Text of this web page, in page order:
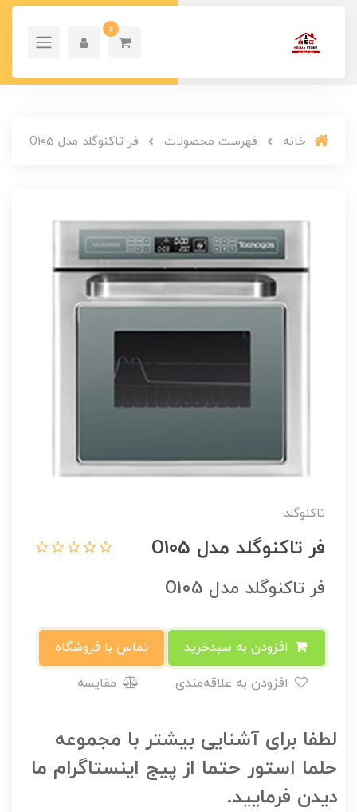
0
خانه فهرست محصولات فر تاکنوگلد مدل O105
تاکنوگلد
فر تاکنوگلد مدل O105
فر تاکنوگلد مدل O105
تماس با فروشگاه
مقایسه
لطفا برای آشنایی بیشتر با مجموعه
حلما استور حتما از پیج اینستاگرام ما
دیدن فرمایید.